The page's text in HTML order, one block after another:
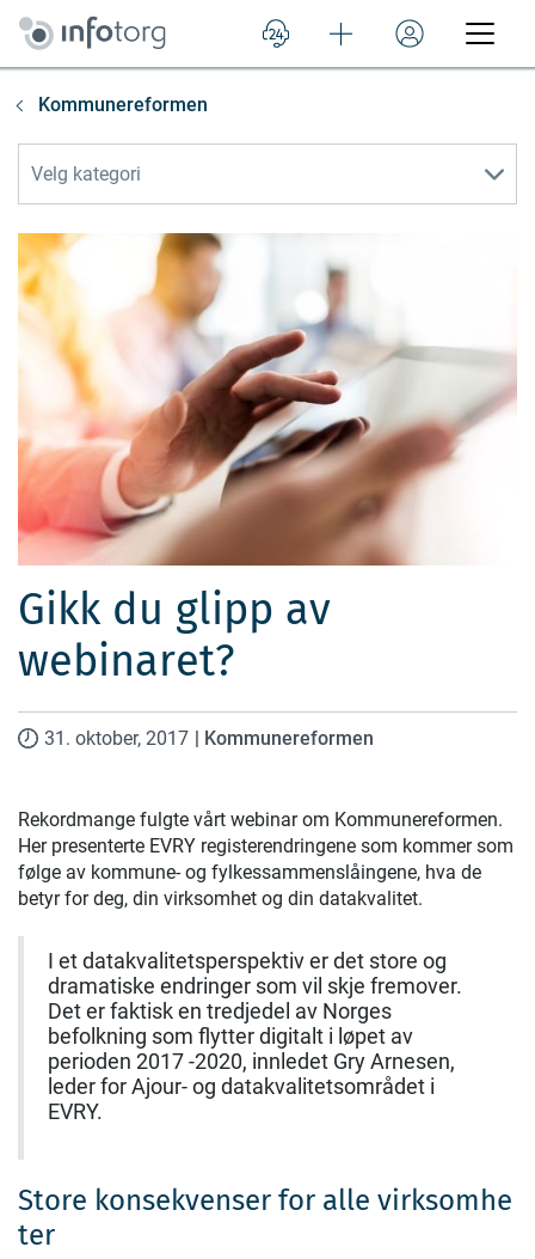
Kommunereformen
Velg kategori
Gikk du glipp av
webinaret?
31. oktober, 2017 Kommunereformen
Rekordmange fulgte vårt webinar om Kommunereformen.
Her presenterte EVRY registerendringene som kommer som
følge av kommune- og fylkessammenslåingene, hva de
betyr for deg, din virksomhet og din datakvalitet.
I et datakvalitetsperspektiv er det store og
dramatiske endringer som vil skje fremover.
Det er faktisk en tredjedel av Norges
befolkning som flytter digitalt i løpet av
perioden 2017 -2020, innledet Gry Arnesen,
leder for Ajour- og datakvalitetsområdet i
EVRY.
Store konsekvenser for alle virksomhe
ter